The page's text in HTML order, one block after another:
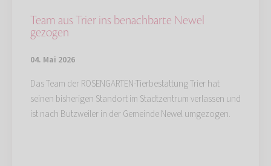
Team aus Trier ins benachbarte Newel
gezogen
04. Mai 2026
Das Team der ROSENGARTEN-Tierbestattung Trier hat
seinen bisherigen Standort im Stadtzentrum verlassen und
ist nach Butzweiler in der Gemeinde Newel umgezogen.